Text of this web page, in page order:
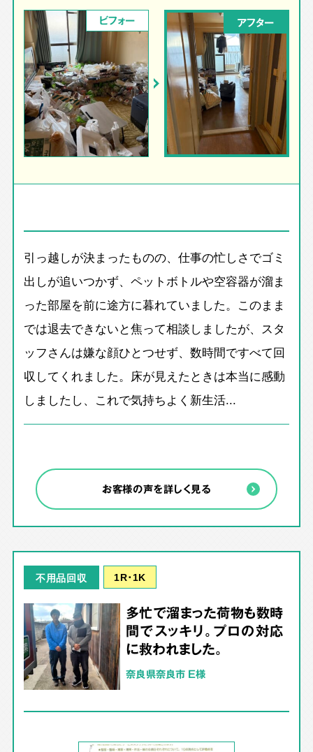
ビフォー アフター
引っ越しが決まったものの、仕事の忙しさでゴミ
出しが追いつかず、ペットボトルや空容器が溜ま
った部屋を前に途方に暮れていました。このまま
では退去できないと焦って相談しましたが、スタ
ッフさんは嫌な顔ひとつせず、数時間ですべて回
収してくれました。床が見えたときは本当に感動
しましたし、これで気持ちよく新生活...
お客様の声を詳しく見る
不用品回収 1R･1K
多忙で溜まった荷物も数時
間でスッキリ。プロの対応
に救われました。
奈良県奈良市 E様